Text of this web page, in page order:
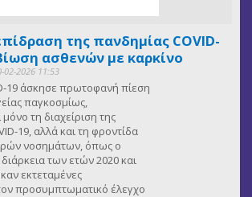
της πανδημίας COVID-
ασθενών με καρκίνο
02-2026 11:53
19 άσκησε πρωτοφανή πίεση
παγκοσμίως,
τη διαχείριση της
19, αλλά και τη φροντίδα
νοσημάτων, όπως ο
των ετών 2020 και
εκτεταμένες
προσυμπτωματικό έλεγχο